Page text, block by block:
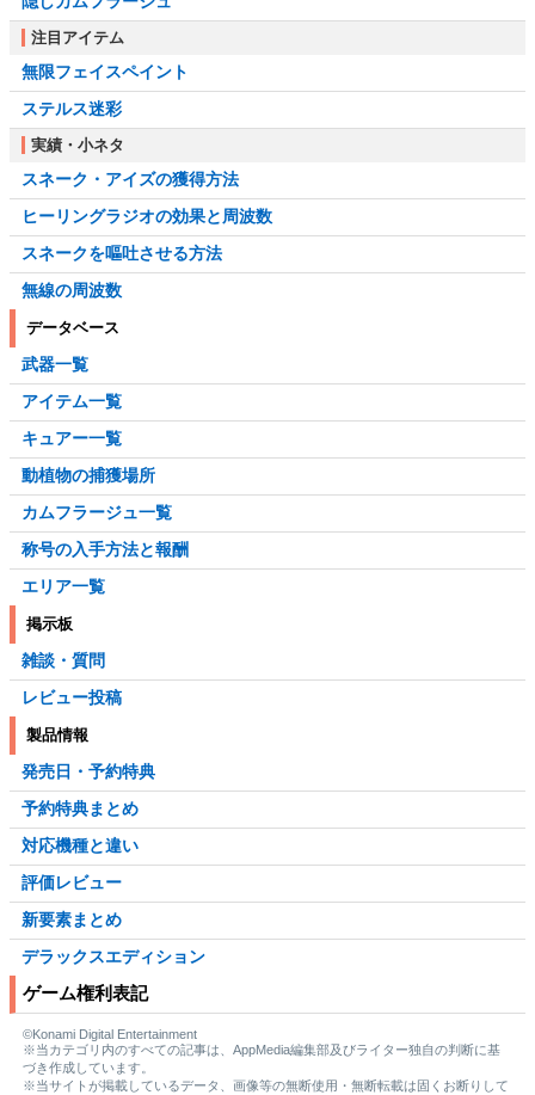
注目アイテム
無限フェイスペイント
ステルス迷彩
実績・小ネタ
スネーク・アイズの獲得方法
ヒーリングラジオの効果と周波数
スネークを嘔吐させる方法
無線の周波数
データベース
武器一覧
アイテム一覧
キュアー一覧
動植物の捕獲場所
カムフラージュ一覧
称号の入手方法と報酬
エリア一覧
掲示板
雑談・質問
レビュー投稿
製品情報
発売日・予約特典
予約特典まとめ
対応機種と違い
評価レビュー
新要素まとめ
デラックスエディション
ゲーム権利表記
©Konami Digital Entertainment
※当カテゴリ内のすべての記事は、AppMedia編集部及びライター独自の判断に基
づき作成しています。
※当サイトが掲載しているデータ、画像等の無断使用・無断転載は固くお断りして